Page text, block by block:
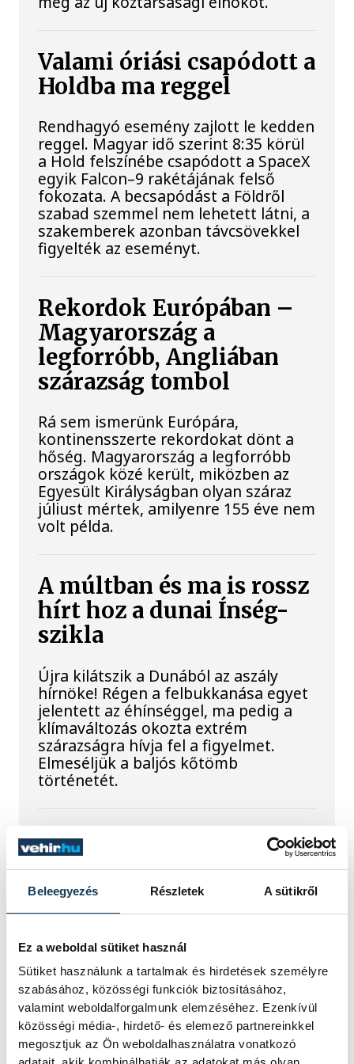
Beleegyezés Részletek A sütikről
Ez a weboldal sütiket használ
Sütiket használunk a tartalmak és hirdetések személyre
szabásához, közösségi funkciók biztosításához,
valamint weboldalforgalmunk elemzéséhez. Ezenkívül
közösségi média-, hirdető- és elemező partnereinkkel
megosztjuk az Ön weboldalhasználatra vonatkozó
Valami óriási csapódott a
Holdba ma reggel
Rendhagyó esemény zajlott le kedden
reggel. Magyar idő szerint 8:35 körül
a Hold felszínébe csapódott a SpaceX
egyik Falcon–9 rakétájának felső
fokozata. A becsapódást a Földről
szabad szemmel nem lehetett látni, a
szakemberek azonban távcsövekkel
figyelték az eseményt.
Rekordok Európában –
Magyarország a
legforróbb, Angliában
szárazság tombol
Rá sem ismerünk Európára,
kontinensszerte rekordokat dönt a
hőség. Magyarország a legforróbb
országok közé került, miközben az
Egyesült Királyságban olyan száraz
júliust mértek, amilyenre 155 éve nem
volt példa.
A múltban és ma is rossz
hírt hoz a dunai Ínség-
szikla
Újra kilátszik a Dunából az aszály
hírnöke! Régen a felbukkanása egyet
jelentett az éhínséggel, ma pedig a
klímaváltozás okozta extrém
szárazságra hívja fel a figyelmet.
Elmeséljük a baljós kőtömb
történetét.
Magyar Péter:
Magyarország
energiaellátása stabil
energiaellátása, a paksi erőmű
munkatársai azon dolgoznak, hogy az
utolsó még termelő turbina
hibamentesen működjön - közölte a
miniszterelnök a paksi erőműnél tett
keddi látogatása során.